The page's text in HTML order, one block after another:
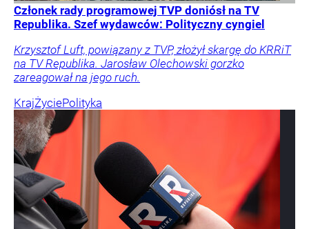
Członek rady programowej TVP doniósł na TV
Republika. Szef wydawców: Polityczny cyngiel
Krzysztof Luft, powiązany z TVP, złożył skargę do KRRiT
na TV Republika. Jarosław Olechowski gorzko
zareagował na jego ruch.
KrajŻyciePolityka